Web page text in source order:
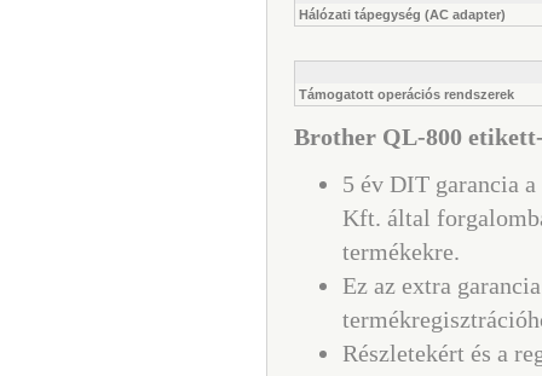
Hálózati tápegység (AC adapter)
Támogatott operációs rendszerek
Brother QL-800
5 év DIT garancia
Kft. által
termékekre.
Ez az extra garancia
Részletekért és a